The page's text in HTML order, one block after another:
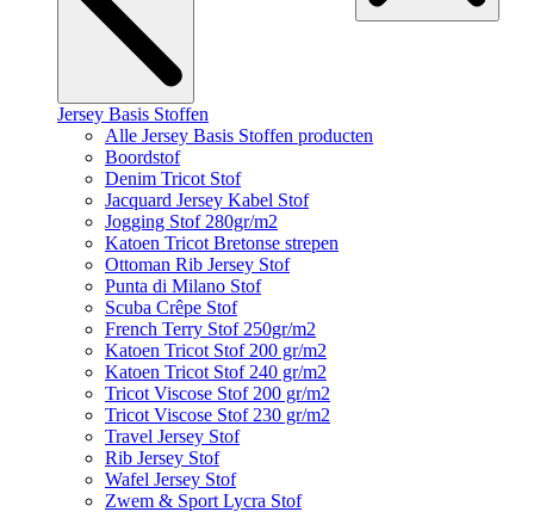
Jersey Basis Stoffen
Alle Jersey Basis Stoffen producten
Boordstof
Denim Tricot Stof
Jacquard Jersey Kabel Stof
Jogging Stof 280gr/m2
Katoen Tricot Bretonse strepen
Ottoman Rib Jersey Stof
Punta di Milano Stof
Scuba Crêpe Stof
French Terry Stof 250gr/m2
Katoen Tricot Stof 200 gr/m2
Katoen Tricot Stof 240 gr/m2
Tricot Viscose Stof 200 gr/m2
Tricot Viscose Stof 230 gr/m2
Travel Jersey Stof
Rib Jersey Stof
Wafel Jersey Stof
Zwem & Sport Lycra Stof